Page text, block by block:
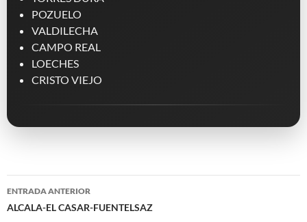
POZUELO
VALDILECHA
CAMPO REAL
LOECHES
CRISTO VIEJO
Navegación
de
ENTRADA ANTERIOR
ALCALA-EL CASAR-FUENTELSAZ